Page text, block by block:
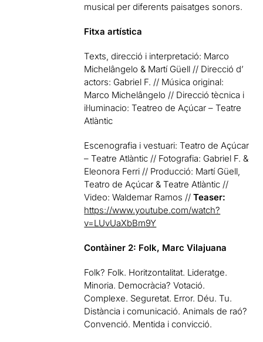
musical per diferents paisatges sonors.
Fitxa artística
Texts, direcció i interpretació: Marco
Michelângelo & Martí Güell // Direcció d’
actors: Gabriel F. // Música original:
Marco Michelângelo // Direcció tècnica i
il·luminacio: Teatreo de Açúcar – Teatre
Atlàntic
Escenografia i vestuari: Teatro de Açúcar
– Teatre Atlàntic // Fotografia: Gabriel F. &
Eleonora Ferri // Producció: Martí Güell,
Teatro de Açúcar & Teatre Atlàntic //
Video: Waldemar Ramos //Teaser:
https://www.youtube.com/watch?
v=LUvUaXbBm9Y
Contàiner 2: Folk, Marc Vilajuana
Folk? Folk. Horitzontalitat. Lideratge.
Minoria. Democràcia? Votació.
Complexe. Seguretat. Error. Déu. Tu.
Distància i comunicació. Animals de raó?
Convenció. Mentida i convicció.